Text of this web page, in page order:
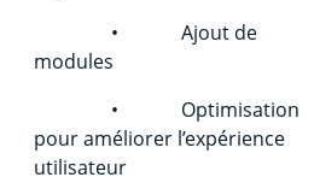
• Ajout de
modules
• Optimisation
pour améliorer l’expérience
utilisateur